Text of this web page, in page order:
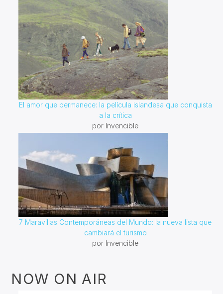
El amor que permanece: la película islandesa que conquista
a la crítica
por Invencible
7 Maravillas Contemporáneas del Mundo: la nueva lista que
cambiará el turismo
por Invencible
NOW ON AIR